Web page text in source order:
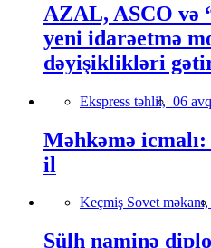
AZAL, ASCO və
yeni idarəetmə
dəyişiklikləri
Ekspress təhlil, 06
Məhkəmə icmalı:
il
Keçmiş Sovet məkanı,
Sülh naminə